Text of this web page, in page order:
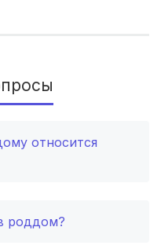
относится
роддом?